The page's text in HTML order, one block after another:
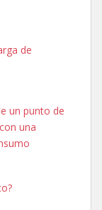
de
un punto de
una